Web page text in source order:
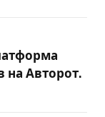
на Авторот.